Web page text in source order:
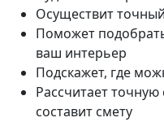
Осуществит
Поможет
ваш интерьер
Подскажет, где
Рассчитает
составит смету